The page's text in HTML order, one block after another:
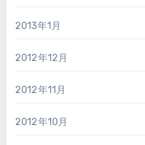
2013年1月
2012年12月
2012年11月
2012年10月